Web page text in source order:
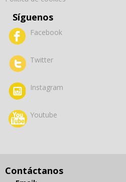
Síguenos
Facebook
Twitter
Instagram
Youtube
Contáctanos